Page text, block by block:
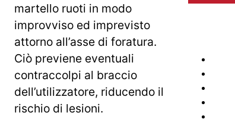
martello ruoti in modo
improvviso ed imprevisto
attorno all’asse di foratura.
Ciò previene eventuali
contraccolpi al braccio
dell’utilizzatore, riducendo il
rischio di lesioni.